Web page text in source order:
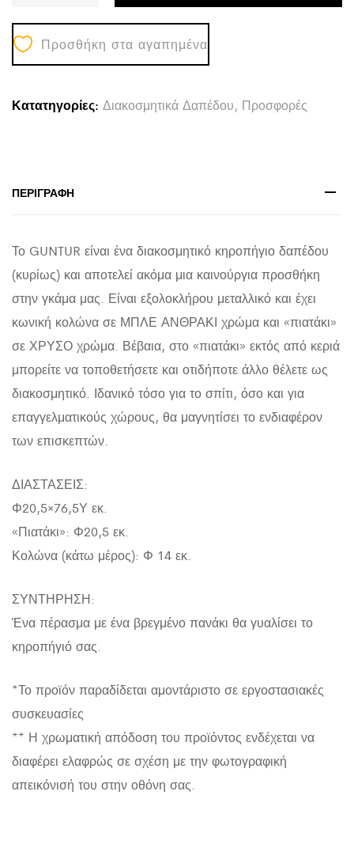
ΚΗΡΟΠΗΓΙΟ
GUNTUR
HM4382
ΣΕ
ΧΡΥΣΟ
Προσθήκη στα αγαπημένα
Κατατηγορίες: Διακοσμητικά Δαπέδου, Προσφορές
ΠΕΡΙΓΡΑΦΉ
Το GUNTUR είναι ένα διακοσμητικό κηροπήγιο δαπέδου
(κυρίως) και αποτελεί ακόμα μια καινούργια προσθήκη
στην γκάμα μας. Είναι εξολοκλήρου μεταλλικό και έχει
κωνική κολώνα σε ΜΠΛΕ ΑΝΘΡΑΚΙ χρώμα και «πιατάκι»
σε ΧΡΥΣΟ χρώμα. Βέβαια, στο «πιατάκι» εκτός από κεριά
μπορείτε να τοποθετήσετε και οτιδήποτε άλλο θέλετε ως
διακοσμητικό. Ιδανικό τόσο για το σπίτι, όσο και για
επαγγελματικούς χώρους, θα μαγνητίσει το ενδιαφέρον
των επισκεπτών.
ΔΙΑΣΤΑΣΕΙΣ:
Φ20,5×76,5Υ εκ.
«Πιατάκι»: Φ20,5 εκ.
Κολώνα (κάτω μέρος): Φ 14 εκ.
ΣΥΝΤΗΡΗΣΗ:
Ένα πέρασμα με ένα βρεγμένο πανάκι θα γυαλίσει το
κηροπήγιό σας.
*Το προϊόν παραδίδεται αμοντάριστο σε εργοστασιακές
συσκευασίες
** Η χρωματική απόδοση του προϊόντος ενδέχεται να
διαφέρει ελαφρώς σε σχέση με την φωτογραφική
απεικόνισή του στην οθόνη σας.